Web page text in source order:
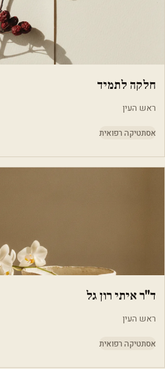
חלקה לתמיד
ראש העין
אסתטיקה רפואית
ד"ר איתי רון גל
ראש העין
אסתטיקה רפואית